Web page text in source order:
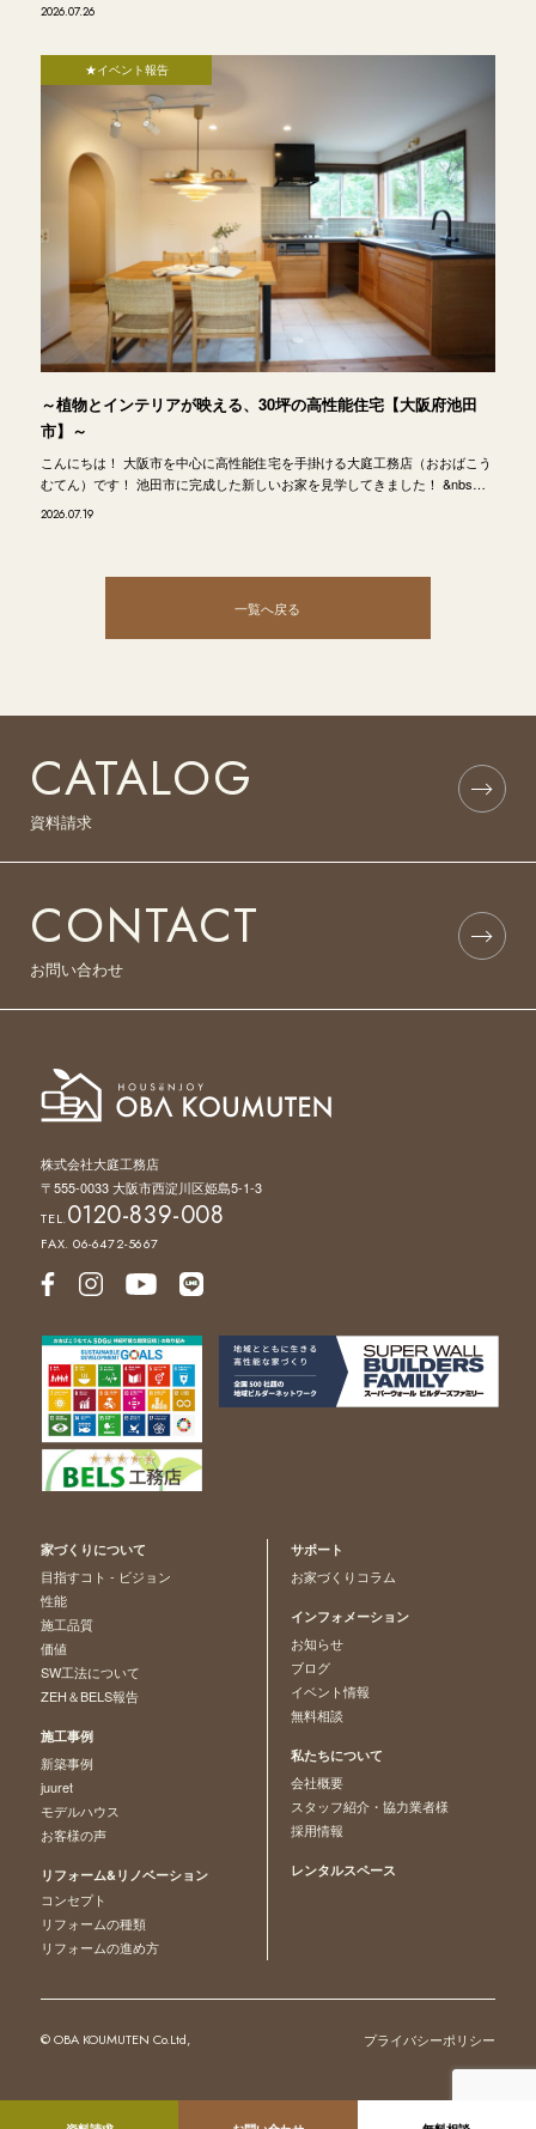
2026.07.26
★イベント報告
～植物とインテリアが映える、30坪の高性能住宅【大阪府池田
市】～
こんにちは！ 大阪市を中心に高性能住宅を手掛ける大庭工務店（おおばこう
むてん）です！ 池田市に完成した新しいお家を見学してきました！ &nbs…
2026.07.19
一覧へ戻る
CATALOG
資料請求
CONTACT
お問い合わせ
株式会社大庭工務店
〒555-0033 大阪市西淀川区姫島5-1-3
TEL.0120-839-008
FAX. 06-6472-5667
家づくりについて
目指すコト - ビジョン
性能
施工品質
価値
SW工法について
ZEH＆BELS報告
施工事例
新築事例
juuret
モデルハウス
お客様の声
リフォーム&リノベーション
コンセプト
リフォームの種類
リフォームの進め方
サポート
お家づくりコラム
インフォメーション
お知らせ
ブログ
イベント情報
無料相談
私たちについて
会社概要
スタッフ紹介・協力業者様
採用情報
レンタルスペース
© OBA KOUMUTEN Co.Ltd, プライバシーポリシー